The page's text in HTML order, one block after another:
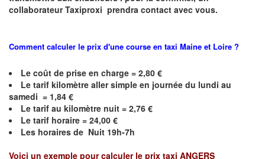
collaborateur Taxiproxi prendra contact avec vous.
Comment calculer le prix d'une course en taxi Maine et Loire ?
Le coût de prise en charge = 2,80 €
Le tarif kilomètre aller simple en journée du lundi au
samedi = 1,84 €
Le tarif au kilomètre nuit = 2,76 €
Le tarif horaire = 24,00 €
Les horaires de Nuit 19h-7h
Voici un exemple pour calculer le prix taxi ANGERS